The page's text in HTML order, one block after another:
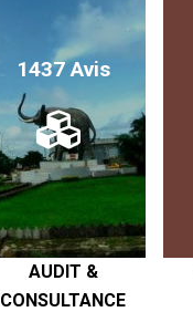
1437 Avis
AUDIT &
CONSULTANCE